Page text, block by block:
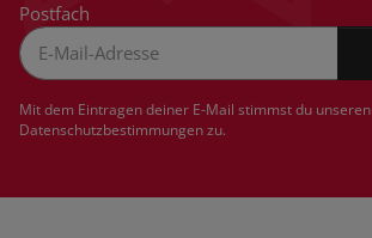
Postfach
Mit dem Eintragen deiner E-Mail stimmst du unseren
Datenschutzbestimmungenzu.